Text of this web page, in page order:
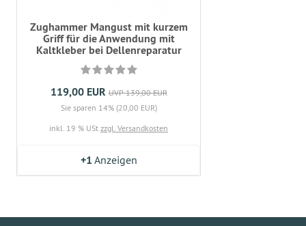
Zughammer Mangust mit kurzem
Griff für die Anwendung mit
Kaltkleber bei Dellenreparatur
119,00 EUR UVP 139,00 EUR
Sie sparen 14% (20,00 EUR)
inkl. 19 % USt zzgl. Versandkosten
+1 Anzeigen